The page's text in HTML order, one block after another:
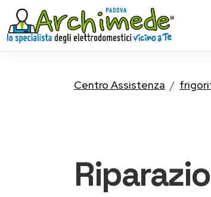
Centro Assistenza